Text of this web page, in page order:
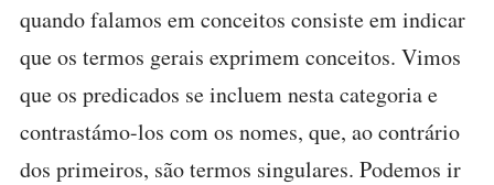
quando falamos em conceitos consiste em indicar
que os termos gerais exprimem conceitos. Vimos
que os predicados se incluem nesta categoria e
contrastámo-los com os nomes, que, ao contrário
dos primeiros, são termos singulares. Podemos ir